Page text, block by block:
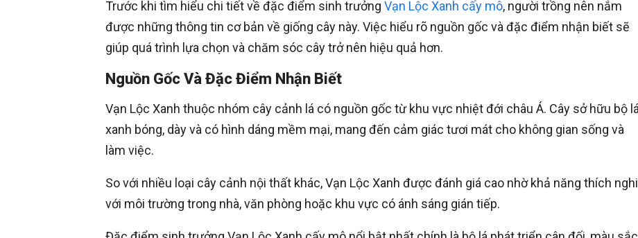
Trước khi tìm hiểu chi tiết về đặc điểm sinh trưởng Vạn Lộc Xanh cấy mô, người trồng nên nắm
được những thông tin cơ bản về giống cây này. Việc hiểu rõ nguồn gốc và đặc điểm nhận biết sẽ
giúp quá trình lựa chọn và chăm sóc cây trở nên hiệu quả hơn.
Nguồn Gốc Và Đặc Điểm Nhận Biết
Vạn Lộc Xanh thuộc nhóm cây cảnh lá có nguồn gốc từ khu vực nhiệt đới châu Á. Cây sở hữu bộ lá
xanh bóng, dày và có hình dáng mềm mại, mang đến cảm giác tươi mát cho không gian sống và
làm việc.
So với nhiều loại cây cảnh nội thất khác, Vạn Lộc Xanh được đánh giá cao nhờ khả năng thích nghi
với môi trường trong nhà, văn phòng hoặc khu vực có ánh sáng gián tiếp.